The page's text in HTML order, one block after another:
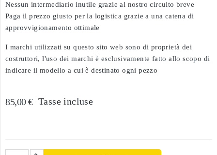
Nessun intermediario inutile grazie al nostro circuito breve
Paga il prezzo giusto per la logistica grazie a una catena di
approvvigionamento ottimale
I marchi utilizzati su questo sito web sono di proprietà dei
costruttori, l'uso dei marchi è esclusivamente fatto allo scopo di
indicare il modello a cui è destinato ogni pezzo
85,00 € Tasse incluse